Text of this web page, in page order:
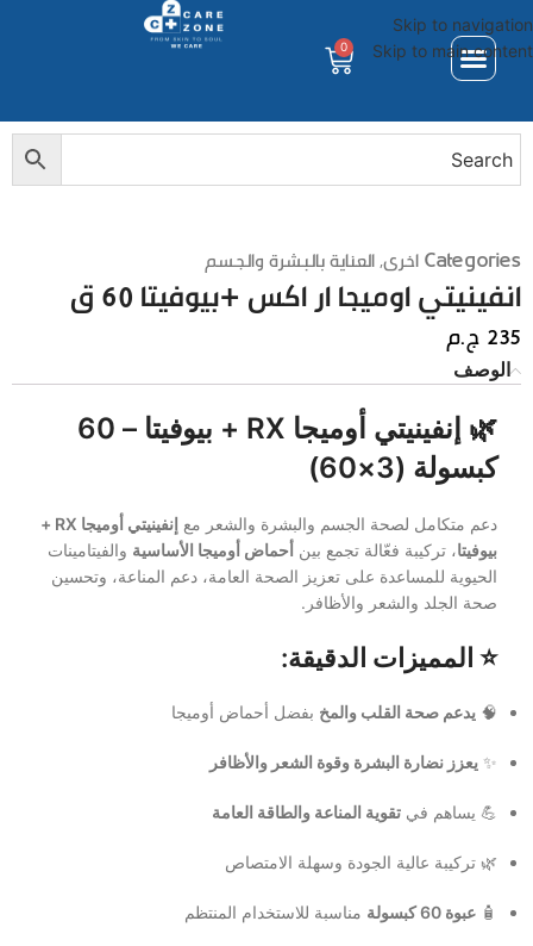
Skip to navigation
Skip to main content
0
Categoriesاخرى,العناية بالبشرة والجسم
انفينيتي اوميجا ار اكس +بيوفيتا 60 ق
235ج.م
الوصف
🌿 إنفينيتي أوميجا RX + بيوفيتا – 60
كبسولة (3×60)
دعم متكامل لصحة الجسم والبشرة والشعر مع
إنفينيتي أوميجا RX +
بيوفيتا، تركيبة فعّالة تجمع بين أحماض أوميجا الأساسية والفيتامينات
الحيوية للمساعدة على تعزيز الصحة العامة، دعم المناعة، وتحسين
صحة الجلد والشعر والأظافر.
⭐ المميزات الدقيقة:
🧠 يدعم صحة القلب والمخ بفضل أحماض أوميجا
✨ يعزز نضارة البشرة وقوة الشعر والأظافر
💪 يساهم في تقوية المناعة والطاقة العامة
🌿 تركيبة عالية الجودة وسهلة الامتصاص
🧴 عبوة 60 كبسولة مناسبة للاستخدام المنتظم